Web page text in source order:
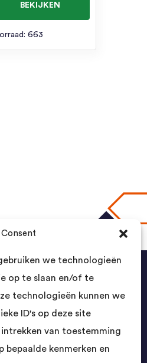
Consent
we technologieën
op te slaan en/of te
technologieën kunnen we
ID's op deze site
van toestemming
bepaalde kenmerken en
BEKIJKEN
663
B.V.